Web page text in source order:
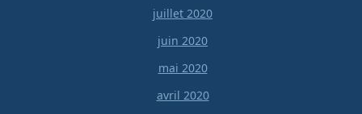
juillet 2020
juin 2020
mai 2020
avril 2020